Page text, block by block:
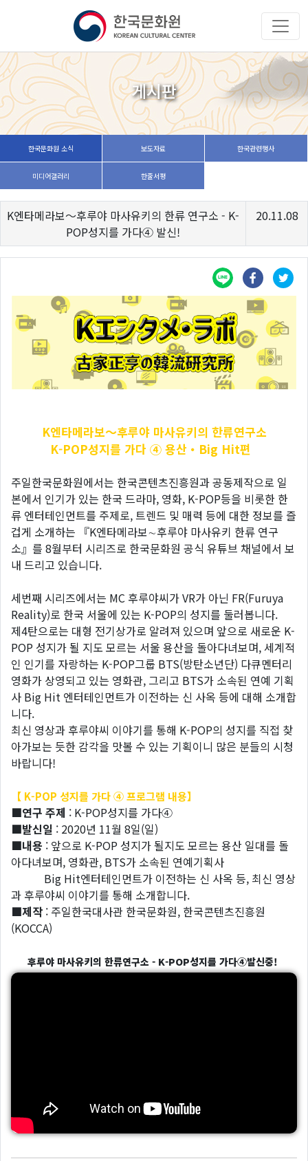
게시판
한국문화원 소식 보도자료 한국관련행사
미디어갤러리 한줄서평
K엔타메라보～후루야 마사유키의 한류 연구소 - K-
POP성지를 가다④ 발신!
20.11.08
K엔타메라보～후루야 마사유키의 한류연구소
K-POP성지를 가다 ④ 용산・Big Hit편
주일한국문화원에서는 한국콘텐츠진흥원과 공동제작으로 일
본에서 인기가 있는 한국 드라마, 영화, K-POP등을 비롯한 한
류 엔터테인먼트를 주제로, 트렌드 및 매력 등에 대한 정보를 즐
겁게 소개하는 『K엔타메라보∼후루야 마사유키 한류 연구
소』를 8월부터 시리즈로 한국문화원 공식 유튜브 채널에서 보
내 드리고 있습니다.
세번째 시리즈에서는 MC 후루야씨가 VR가 아닌 FR(Furuya
Reality)로 한국 서울에 있는 K-POP의 성지를 둘러봅니다.
제4탄으로는 대형 전기상가로 알려져 있으며 앞으로 새로운 K-
POP 성지가 될 지도 모르는 서울 용산을 돌아다녀보며, 세계적
인 인기를 자랑하는 K-POP그룹 BTS(방탄소년단) 다큐멘터리
영화가 상영되고 있는 영화관, 그리고 BTS가 소속된 연예 기획
사 Big Hit 엔터테인먼트가 이전하는 신 사옥 등에 대해 소개합
니다.
최신 영상과 후루야씨 이야기를 통해 K-POP의 성지를 직접 찾
아가보는 듯한 감각을 맛볼 수 있는 기획이니 많은 분들의 시청
바랍니다!
【 K-POP 성지를 가다 ④ 프로그램 내용】
■연구 주제 : K-POP성지를 가다④
■발신일 : 2020년 11월 8일(일)
■내용 : 앞으로 K-POP 성지가 될지도 모르는 용산 일대를 돌
아다녀보며, 영화관, BTS가 소속된 연예기획사
Big Hit엔터테인먼트가 이전하는 신 사옥 등, 최신 영상
과 후루야씨 이야기를 통해 소개합니다.
■제작 : 주일한국대사관 한국문화원, 한국콘텐츠진흥원
(KOCCA)
후루야 마사유키의 한류연구소 - K-POP성지를 가다④발신중!